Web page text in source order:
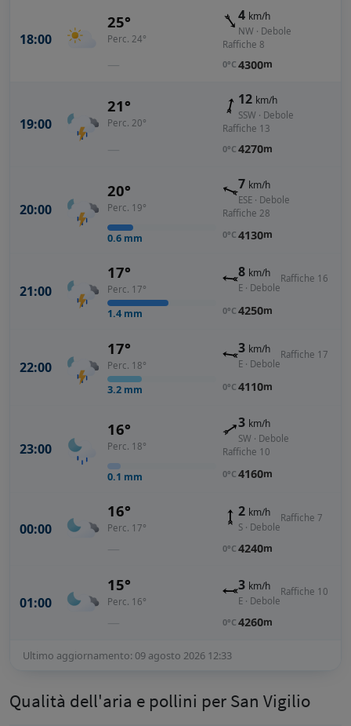
18:00
25°
Perc. 24°
—
4 km/h
NW · Debole
Raffiche 8
0°C 4300m
19:00
21°
Perc. 20°
—
12 km/h
SSW · Debole
Raffiche 13
0°C 4270m
20:00
20°
Perc. 19°
0.6 mm
7 km/h
ESE · Debole
Raffiche 28
0°C 4130m
21:00
17°
Perc. 17°
1.4 mm
8 km/h
E · Debole
Raffiche 16
0°C 4250m
22:00
17°
Perc. 18°
3.2 mm
3 km/h
E · Debole
Raffiche 17
0°C 4110m
23:00
16°
Perc. 18°
0.1 mm
3 km/h
SW · Debole
Raffiche 10
0°C 4160m
00:00
16°
Perc. 17°
—
2 km/h
S · Debole
Raffiche 7
0°C 4240m
01:00
15°
Perc. 16°
—
3 km/h
E · Debole
Raffiche 10
0°C 4260m
Ultimo aggiornamento: 09 agosto 2026 12:33
Qualità dell'aria e pollini per San Vigilio